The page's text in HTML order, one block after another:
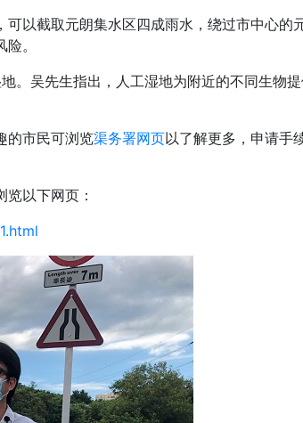
以截取元朗集水区四成雨水，绕过市中心的
。
。吴先生指出，人工湿地为附近的不同生物
的市民可浏览渠务署网页以了解更多，申请手
以下网页：